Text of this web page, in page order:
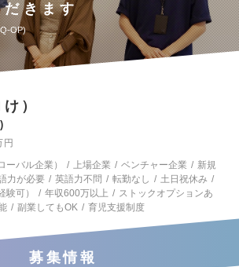
だきます
OP
）
円
バル企業）
上場企業 ベンチャー企業
新規
力が必要 英語力不問 転勤なし
土日祝休み
可）
年収600万以上
ストックオプションあ
副業してもOK 育児支援制度
募集情報